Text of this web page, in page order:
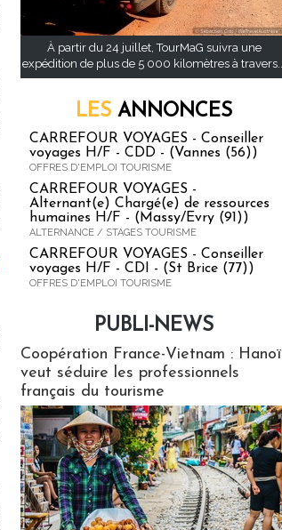
À partir du 24 juillet, TourMaG suivra une
expédition de plus de 5 000 kilomètres à travers...
LES ANNONCES
CARREFOUR VOYAGES - Conseiller
voyages H/F - CDD - (Vannes (56))
OFFRES D'EMPLOI TOURISME
CARREFOUR VOYAGES -
Alternant(e) Chargé(e) de ressources
humaines H/F - (Massy/Evry (91))
ALTERNANCE / STAGES TOURISME
CARREFOUR VOYAGES - Conseiller
voyages H/F - CDI - (St Brice (77))
OFFRES D'EMPLOI TOURISME
PUBLI-NEWS
Coopération France-Vietnam : Hanoï
veut séduire les professionnels
français du tourisme